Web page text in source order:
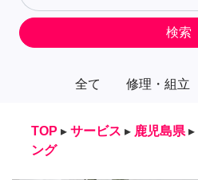
全て 修理・組立
検索
TOP ▸ サービス ▸ 鹿児島県 ▸
ング